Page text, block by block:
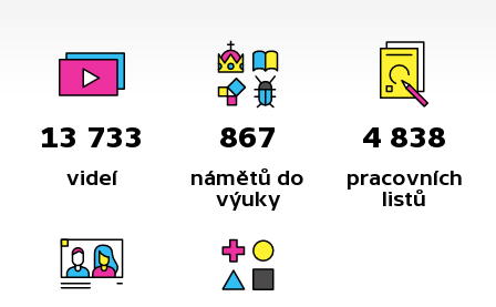
13 733
videí
867
námětů do
výuky
4 838
pracovních
listů